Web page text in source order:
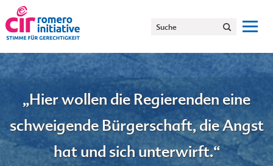
„Hier wollen die Regierenden eine
schweigende Bürgerschaft, die Angst
hat und sich unterwirft.“